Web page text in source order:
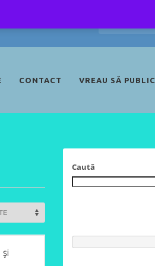
CONTACT VREAU SĂ PUBLIC
şi
Caută